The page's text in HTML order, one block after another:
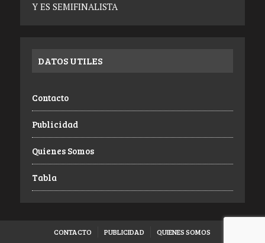
Y ES SEMIFINALISTA
DATOS UTILES
Contacto
Publicidad
Quienes Somos
Tabla
CONTACTO PUBLICIDAD QUIENES SOMOS